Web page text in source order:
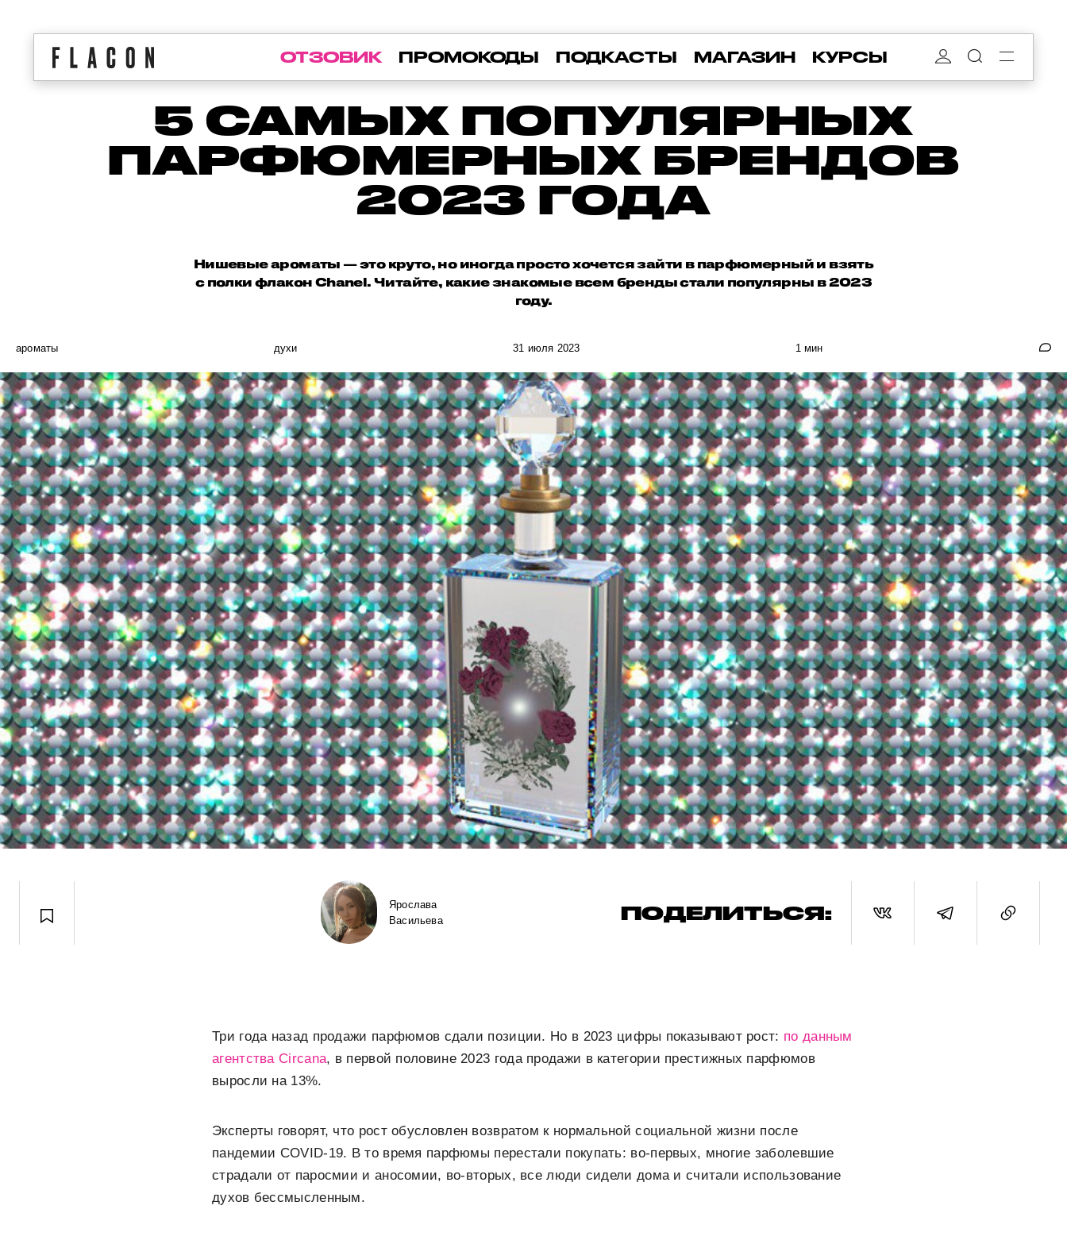
ОТЗОВИК ПРОМОКОДЫ ПОДКАСТЫ МАГАЗИН КУРСЫ
5 САМЫХ ПОПУЛЯРНЫХ
ПАРФЮМЕРНЫХ БРЕНДОВ
2023 ГОДА
Нишевые ароматы — это круто, но иногда просто хочется зайти в парфюмерный и взять
с полки флакон Chanel. Читайте, какие знакомые всем бренды стали популярны в 2023
году.
ароматы духи 31 июля 2023 1 мин
Ярослава
Васильева
ПОДЕЛИТЬСЯ:
Три года назад продажи парфюмов сдали позиции. Но в 2023 цифры показывают рост: по данным
агентства Circana, в первой половине 2023 года продажи в категории престижных парфюмов
выросли на 13%.
Эксперты говорят, что рост обусловлен возвратом к нормальной социальной жизни после
пандемии COVID-19. В то время парфюмы перестали покупать: во-первых, многие заболевшие
страдали от паросмии и аносомии, во-вторых, все люди сидели дома и считали использование
духов бессмысленным.